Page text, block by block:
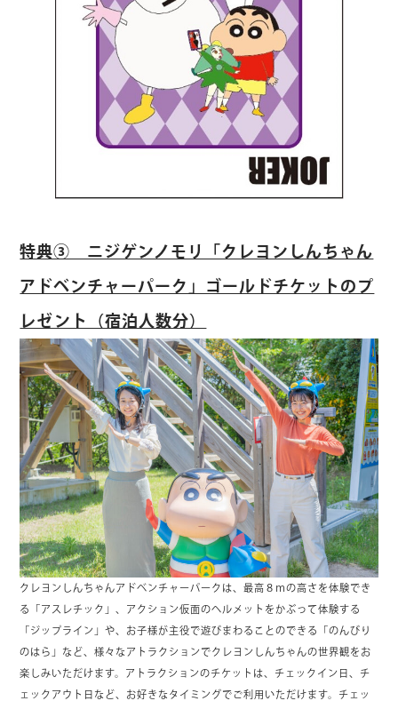
特典③ ニジゲンノモリ「クレヨンしんちゃん
アドベンチャーパーク」ゴールドチケットのプ
レゼント（宿泊人数分）
クレヨンしんちゃんアドベンチャーパークは、最高８ｍの高さを体験でき
る「アスレチック」、アクション仮面のヘルメットをかぶって体験する
「ジップライン」や、お子様が主役で遊びまわることのできる「のんびり
のはら」など、様々なアトラクションでクレヨンしんちゃんの世界観をお
楽しみいただけます。アトラクションのチケットは、チェックイン日、チ
ェックアウト日など、お好きなタイミングでご利用いただけます。チェッ